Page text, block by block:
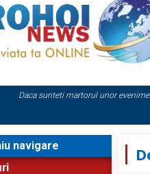
Daca sunteti martorul unor
navigare